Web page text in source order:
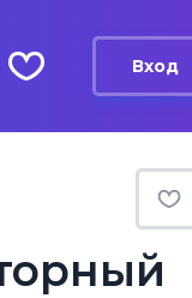
Вход